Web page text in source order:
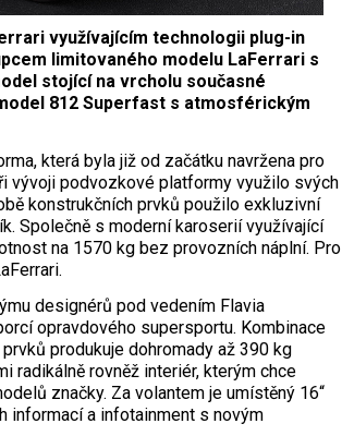
využívajícím technologii plug-in
limitovaného modelu LaFerrari s
stojící na vrcholu současné
812 Superfast s atmosférickým
která byla již od začátku navržena pro
vývoji podvozkové platformy využilo svých
konstrukčních prvků použilo exkluzivní
Společně s moderní karoserií využívající
na 1570 kg bez provozních náplní. Pro
designérů pod vedením Flavia
opravdového supersportu. Kombinace
produkuje dohromady až 390 kg
radikálně rovněž interiér, kterým chce
značky. Za volantem je umístěný 16“
informací a infotainment s novým